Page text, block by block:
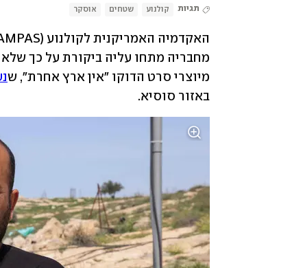
תגיות קולנוע שטחים אוסקר
מחבריה מתחו עליה ביקורת על כך
מיוצרי סרט הדוקו "אין ארץ אחרת", ש
באזור סוסיא.